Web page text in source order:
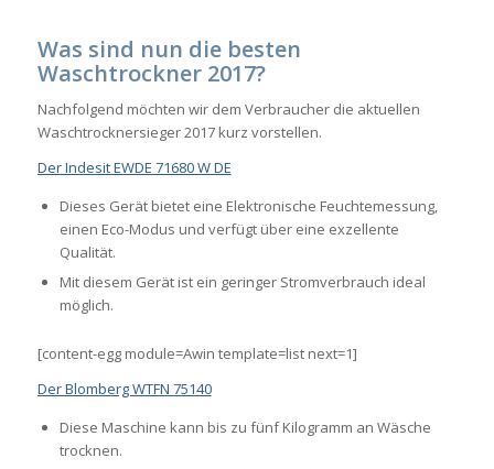
Was sind nun die besten
Waschtrockner 2017?
Nachfolgend möchten wir dem Verbraucher die aktuellen
Waschtrocknersieger 2017 kurz vorstellen.
Der Indesit EWDE 71680 W DE
Dieses Gerät bietet eine Elektronische Feuchtemessung,
einen Eco-Modus und verfügt über eine exzellente
Qualität.
Mit diesem Gerät ist ein geringer Stromverbrauch ideal
möglich.
[content-egg module=Awin template=list next=1]
Der Blomberg WTFN 75140
Diese Maschine kann bis zu fünf Kilogramm an Wäsche
trocknen.